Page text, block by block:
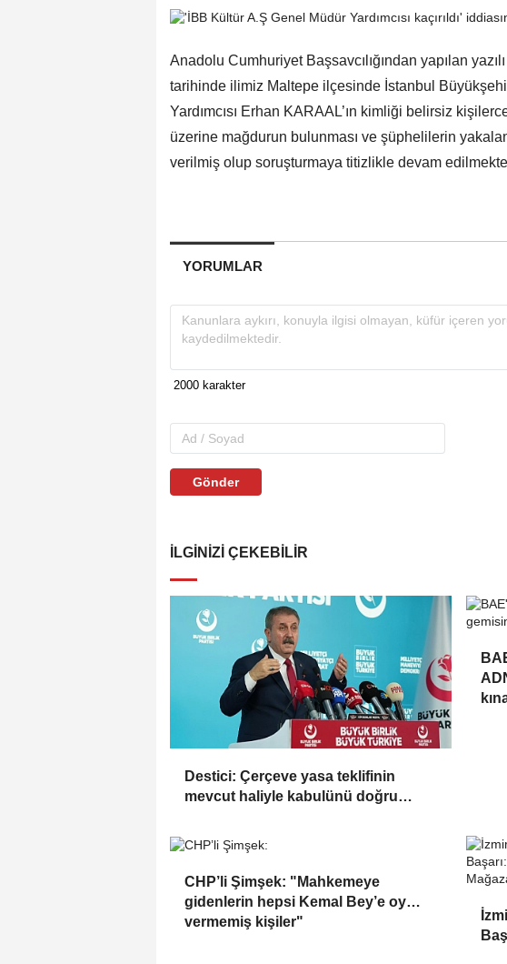
Anadolu Cumhuriyet Başsavcılığından yapılan
tarihinde ilimiz Maltepe ilçesinde İstanbul
Yardımcısı Erhan KARAAL’ın kimliği belirsiz
üzerine mağdurun bulunması ve şüphelilerin
verilmiş olup soruşturmaya titizlikle devam
YORUMLAR
Gönder
İLGINIZI ÇEKEBILIR
Destici: Çerçeve yasa teklifinin
mevcut haliyle kabulünü doğru
CHP’li Şimşek: "Mahkemeye
gidenlerin hepsi Kemal Bey’e oy
vermemiş kişiler"